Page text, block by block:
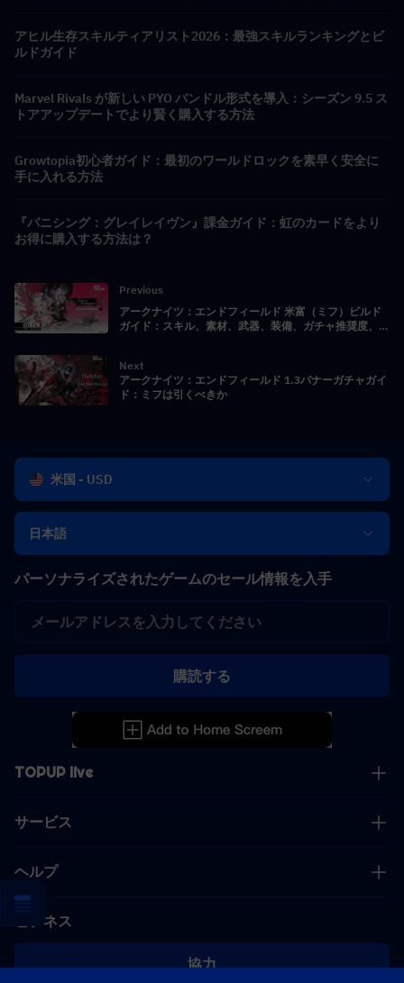
アヒル生存スキルティアリスト2026：最強スキルランキングとビ
ルドガイド
Marvel Rivals が新しい PYO バンドル形式を導入：シーズン 9.5 ス
トアアップデートでより賢く購入する方法
Growtopia初心者ガイド：最初のワールドロックを素早く安全に
手に入れる方法
『パニシング：グレイレイヴン』課金ガイド：虹のカードをより
お得に購入する方法は？
Previous
アークナイツ：エンドフィールド 米富（ミフ）ビルド
ガイド：スキル、素材、武器、装備、ガチャ推奨度、チ
Next
アークナイツ：エンドフィールド 1.3バナーガチャガイ
ド：ミフは引くべきか
米国 - USD
日本語
TOPUP live
サービス
ヘルプ
ビジネス
協力
パーソナライズされたゲームのセール情報を入手
購読する